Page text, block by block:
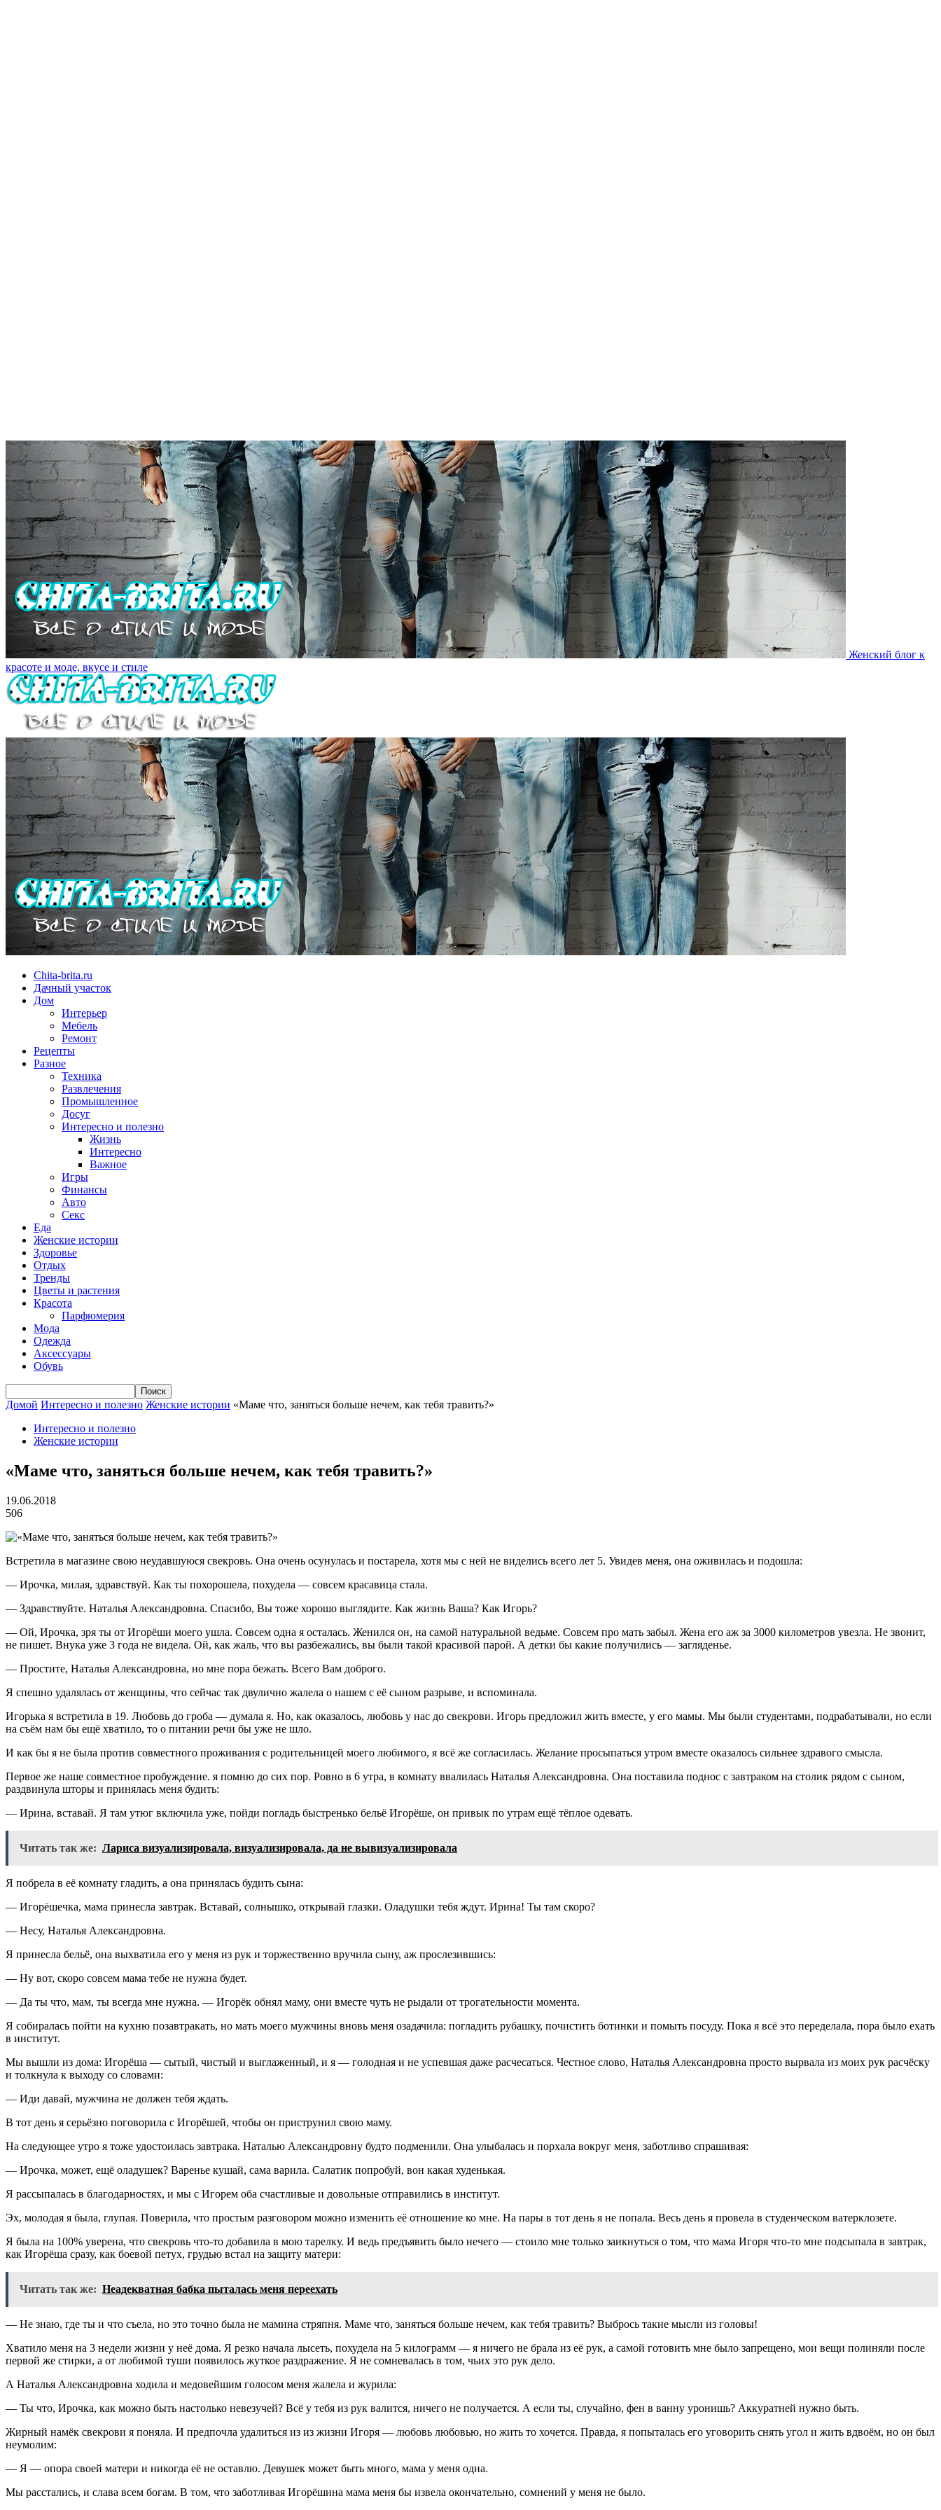
Женский блог к
красоте и моде, вкусе и стиле
Chita-brita.ru
Дачный участок
Дом
Интерьер
Мебель
Ремонт
Рецепты
Разное
Техника
Развлечения
Промышленное
Досуг
Интересно и полезно
Жизнь
Интересно
Важное
Игры
Финансы
Авто
Секс
Еда
Женские истории
Здоровье
Отдых
Тренды
Цветы и растения
Красота
Парфюмерия
Мода
Одежда
Аксессуары
Обувь
Домой Интересно и полезно Женские истории «Маме что, заняться больше нечем, как тебя травить?»
Интересно и полезно
Женские истории
«Маме что, заняться больше нечем, как тебя травить?»
19.06.2018
506
Встретила в магазине свою неудавшуюся свекровь. Она очень осунулась и постарела, хотя мы с ней не виделись всего лет 5. Увидев меня, она оживилась и подошла:
— Ирочка, милая, здравствуй. Как ты похорошела, похудела — совсем красавица стала.
— Здравствуйте. Наталья Александровна. Спасибо, Вы тоже хорошо выглядите. Как жизнь Ваша? Как Игорь?
— Ой, Ирочка, зря ты от Игорёши моего ушла. Совсем одна я осталась. Женился он, на самой натуральной ведьме. Совсем про мать забыл. Жена его аж за 3000 километров увезла. Не звонит,
не пишет. Внука уже 3 года не видела. Ой, как жаль, что вы разбежались, вы были такой красивой парой. А детки бы какие получились — загляденье.
— Простите, Наталья Александровна, но мне пора бежать. Всего Вам доброго.
Я спешно удалялась от женщины, что сейчас так двулично жалела о нашем с её сыном разрыве, и вспоминала.
Игорька я встретила в 19. Любовь до гроба — думала я. Но, как оказалось, любовь у нас до свекрови. Игорь предложил жить вместе, у его мамы. Мы были студентами, подрабатывали, но если
на съём нам бы ещё хватило, то о питании речи бы уже не шло.
И как бы я не была против совместного проживания с родительницей моего любимого, я всё же согласилась. Желание просыпаться утром вместе оказалось сильнее здравого смысла.
Первое же наше совместное пробуждение. я помню до сих пор. Ровно в 6 утра, в комнату ввалилась Наталья Александровна. Она поставила поднос с завтраком на столик рядом с сыном,
раздвинула шторы и принялась меня будить:
— Ирина, вставай. Я там утюг включила уже, пойди погладь быстренько бельё Игорёше, он привык по утрам ещё тёплое одевать.
Читать так же: Лариса визуализировала, визуализировала, да не вывизуализировала
Я побрела в её комнату гладить, а она принялась будить сына:
— Игорёшечка, мама принесла завтрак. Вставай, солнышко, открывай глазки. Оладушки тебя ждут. Ирина! Ты там скоро?
— Несу, Наталья Александровна.
Я принесла бельё, она выхватила его у меня из рук и торжественно вручила сыну, аж прослезившись:
— Ну вот, скоро совсем мама тебе не нужна будет.
— Да ты что, мам, ты всегда мне нужна. — Игорёк обнял маму, они вместе чуть не рыдали от трогательности момента.
Я собиралась пойти на кухню позавтракать, но мать моего мужчины вновь меня озадачила: погладить рубашку, почистить ботинки и помыть посуду. Пока я всё это переделала, пора было ехать
в институт.
Мы вышли из дома: Игорёша — сытый, чистый и выглаженный, и я — голодная и не успевшая даже расчесаться. Честное слово, Наталья Александровна просто вырвала из моих рук расчёску
и толкнула к выходу со словами:
— Иди давай, мужчина не должен тебя ждать.
В тот день я серьёзно поговорила с Игорёшей, чтобы он приструнил свою маму.
На следующее утро я тоже удостоилась завтрака. Наталью Александровну будто подменили. Она улыбалась и порхала вокруг меня, заботливо спрашивая:
— Ирочка, может, ещё оладушек? Варенье кушай, сама варила. Салатик попробуй, вон какая худенькая.
Я рассыпалась в благодарностях, и мы с Игорем оба счастливые и довольные отправились в институт.
Эх, молодая я была, глупая. Поверила, что простым разговором можно изменить её отношение ко мне. На пары в тот день я не попала. Весь день я провела в студенческом ватерклозете.
Я была на 100% уверена, что свекровь что-то добавила в мою тарелку. И ведь предъявить было нечего — стоило мне только заикнуться о том, что мама Игоря что-то мне подсыпала в завтрак,
как Игорёша сразу, как боевой петух, грудью встал на защиту матери:
Читать так же: Неадекватная бабка пыталась меня переехать
— Не знаю, где ты и что съела, но это точно была не мамина стряпня. Маме что, заняться больше нечем, как тебя травить? Выбрось такие мысли из головы!
Хватило меня на 3 недели жизни у неё дома. Я резко начала лысеть, похудела на 5 килограмм — я ничего не брала из её рук, а самой готовить мне было запрещено, мои вещи полиняли после
первой же стирки, а от любимой туши появилось жуткое раздражение. Я не сомневалась в том, чьих это рук дело.
А Наталья Александровна ходила и медовейшим голосом меня жалела и журила:
— Ты что, Ирочка, как можно быть настолько невезучей? Всё у тебя из рук валится, ничего не получается. А если ты, случайно, фен в ванну уронишь? Аккуратней нужно быть.
Жирный намёк свекрови я поняла. И предпочла удалиться из из жизни Игоря — любовь любовью, но жить то хочется. Правда, я попыталась его уговорить снять угол и жить вдвоём, но он был
неумолим:
— Я — опора своей матери и никогда её не оставлю. Девушек может быть много, мама у меня одна.
Мы расстались, и слава всем богам. В том, что заботливая Игорёшина мама меня бы извела окончательно, сомнений у меня не было.